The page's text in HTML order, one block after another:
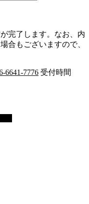
完了します。なお、内
合もございますので、
6641-7776 受付時間